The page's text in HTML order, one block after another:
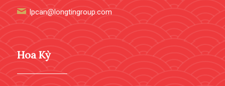
lpcan@longtingroup.com
Hoa Kỳ